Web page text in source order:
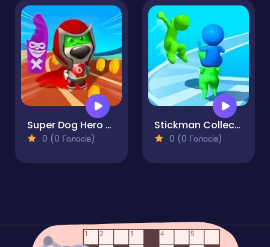
Super Dog Hero Dash
0 (0 Голосів)
Stickman Collect Run
0 (0 Голосів)